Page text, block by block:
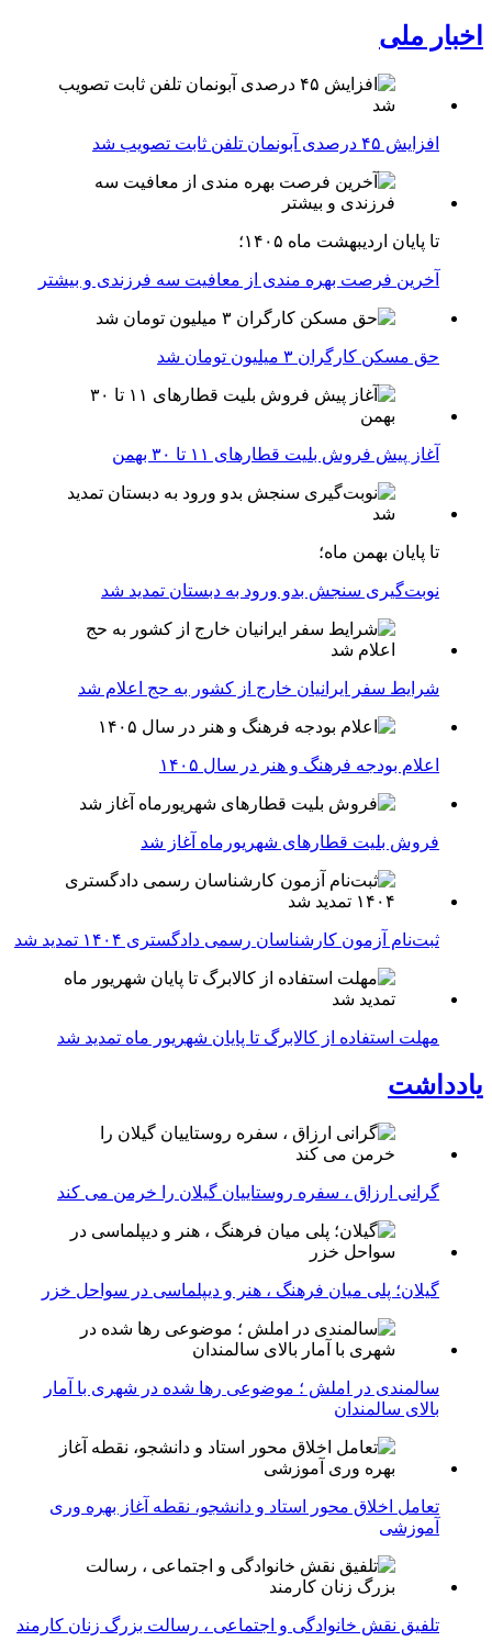
اخبار ملی
افزایش ۴۵ درصدی آبونمان تلفن ثابت تصویب شد
تا پایان اردیبهشت ماه ۱۴۰۵؛
آخرین فرصت بهره مندی از معافیت سه فرزندی و بیشتر
حق مسکن کارگران ۳ میلیون تومان شد
آغاز پیش فروش بلیت‌ قطارهای ۱۱ تا ۳۰ بهمن
تا پایان بهمن ماه؛
نوبت‌گیری سنجش بدو ورود به دبستان تمدید شد
شرایط سفر ایرانیان خارج از کشور به حج اعلام شد
اعلام بودجه فرهنگ و هنر در سال ۱۴۰۵
فروش بلیت قطارهای شهریورماه آغاز شد
ثبت‌نام آزمون کارشناسان رسمی دادگستری ۱۴۰۴ تمدید شد
مهلت استفاده از کالابرگ تا پایان شهریور ماه تمدید شد
یادداشت
گرانی ارزاق ، سفره روستاییان گیلان را خرمن می کند
گیلان؛ پلی میان فرهنگ ، هنر و دیپلماسی در سواحل خزر
سالمندی در املش ؛ موضوعی رها شده در شهری با آمار
بالای سالمندان
تعامل اخلاق‌ محور استاد و دانشجو، نقطه آغاز بهره ‌وری
آموزشی
تلفیق نقش خانوادگی و اجتماعی ، رسالت بزرگ زنان کارمند